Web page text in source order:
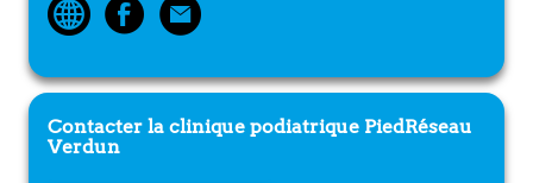
Contacter la clinique podiatrique PiedRéseau
Verdun